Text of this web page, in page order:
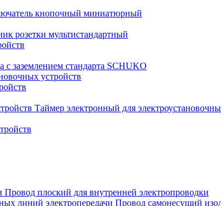
кнопочный миниатюрный
розетки мультистандартный
с заземлением стандарта SCHUKO
устройств
Таймер электронный для
Провод плоский для внутренней электропроводки
Провод самонесущий